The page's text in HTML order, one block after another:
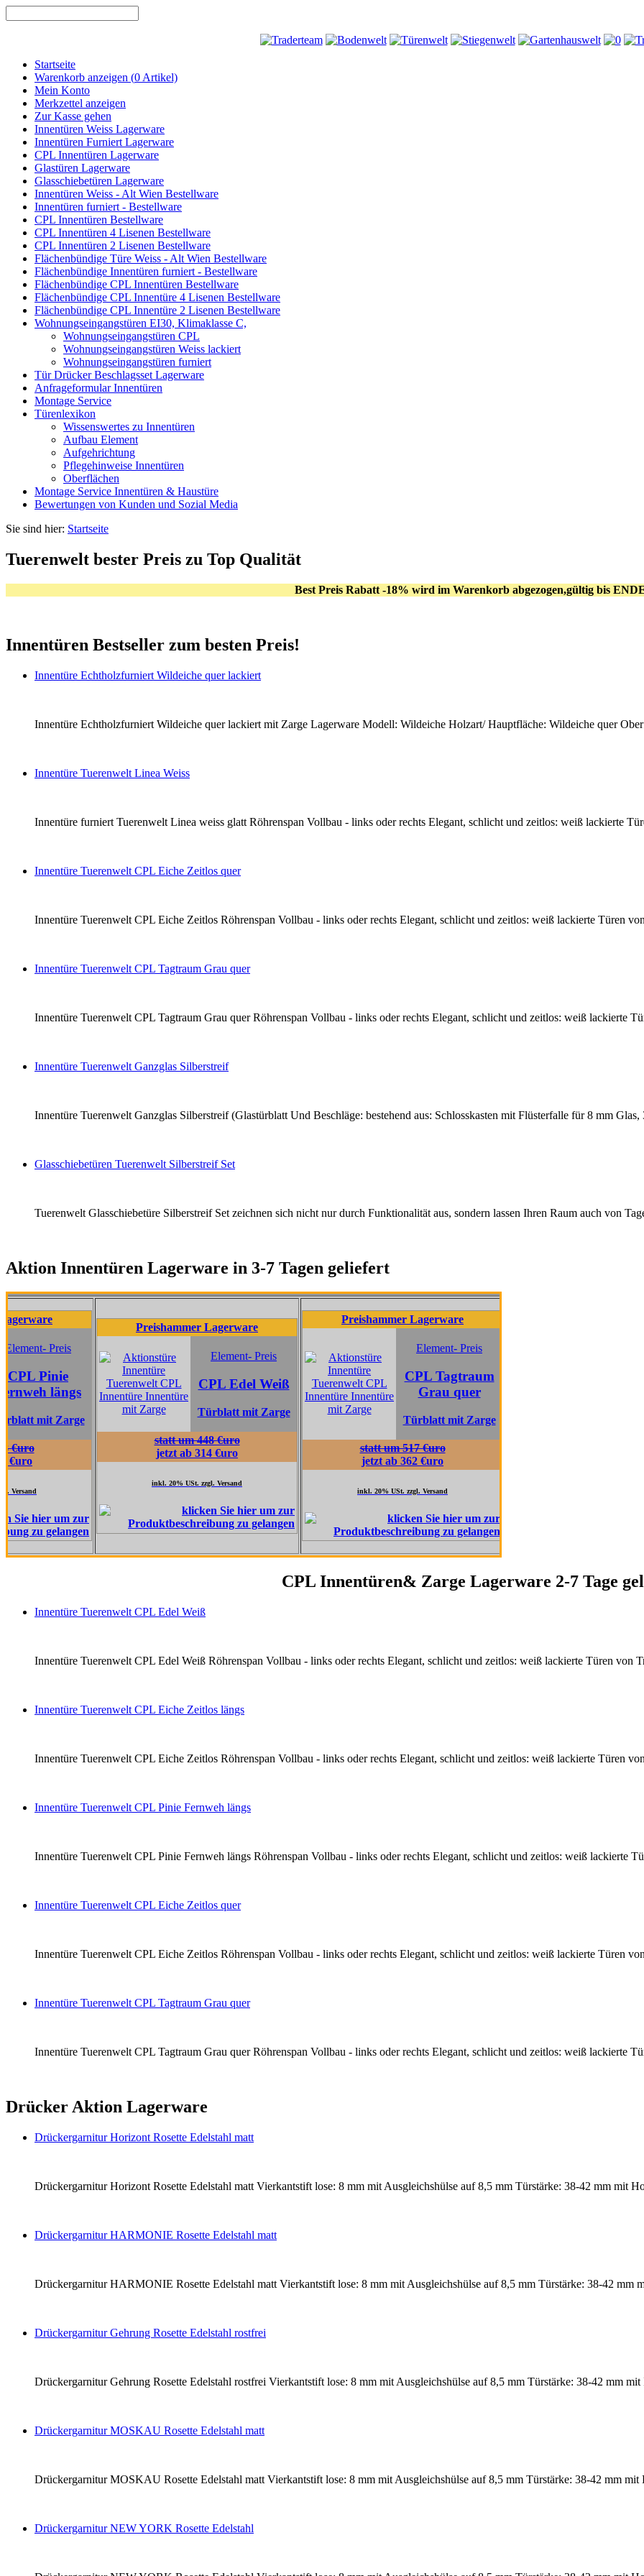
Startseite
Warenkorb anzeigen (0 Artikel)
Mein Konto
Merkzettel anzeigen
Zur Kasse gehen
Innentüren Weiss Lagerware
Innentüren Furniert Lagerware
CPL Innentüren Lagerware
Glastüren Lagerware
Glasschiebetüren Lagerware
Innentüren Weiss - Alt Wien Bestellware
Innentüren furniert - Bestellware
CPL Innentüren Bestellware
CPL Innentüren 4 Lisenen Bestellware
CPL Innentüren 2 Lisenen Bestellware
Flächenbündige Türe Weiss - Alt Wien Bestellware
Flächenbündige Innentüren furniert - Bestellware
Flächenbündige CPL Innentüren Bestellware
Flächenbündige CPL Innentüre 4 Lisenen Bestellware
Flächenbündige CPL Innentüre 2 Lisenen Bestellware
Wohnungseingangstüren EI30, Klimaklasse C,
Wohnungseingangstüren CPL
Wohnungseingangstüren Weiss lackiert
Wohnungseingangstüren furniert
Tür Drücker Beschlagsset Lagerware
Anfrageformular Innentüren
Montage Service
Türenlexikon
Wissenswertes zu Innentüren
Aufbau Element
Aufgehrichtung
Pflegehinweise Innentüren
Oberflächen
Montage Service Innentüren & Haustüre
Bewertungen von Kunden und Sozial Media
Sie sind hier: Startseite
Tuerenwelt bester Preis zu Top Qualität
Best Preis Rabatt -18% wird im Warenkorb abgezogen,gültig bis
Innentüren Bestseller zum besten Preis!
Innentüre Echtholzfurniert Wildeiche quer lackiert
Innentüre Echtholzfurniert Wildeiche quer lackiert mit Zarge Lagerware Modell: Wildeiche Holzart/ Hauptfläche: Wildeiche quer
Innentüre Tuerenwelt Linea Weiss
Innentüre furniert Tuerenwelt Linea weiss glatt Röhrenspan Vollbau - links oder rechts Elegant, schlicht und zeitlos: weiß lackierte
Innentüre Tuerenwelt CPL Eiche Zeitlos quer
Innentüre Tuerenwelt CPL Eiche Zeitlos Röhrenspan Vollbau - links oder rechts Elegant, schlicht und zeitlos: weiß lackierte Türen
Innentüre Tuerenwelt CPL Tagtraum Grau quer
Innentüre Tuerenwelt CPL Tagtraum Grau quer Röhrenspan Vollbau - links oder rechts Elegant, schlicht und zeitlos: weiß lackierte
Innentüre Tuerenwelt Ganzglas Silberstreif
Innentüre Tuerenwelt Ganzglas Silberstreif (Glastürblatt Und Beschläge: bestehend aus: Schlosskasten mit Flüsterfalle für 8 mm
Glasschiebetüren Tuerenwelt Silberstreif Set
Tuerenwelt Glasschiebetüre Silberstreif Set zeichnen sich nicht nur durch Funktionalität aus, sondern lassen Ihren Raum auch von
Aktion Innentüren Lagerware in 3-7 Tagen geliefert
Preis
längs
Zarge
Preishammer Lagerware
Element- Preis
CPL Edel Weiß
Türblatt mit Zarge
statt um 448 €uro
jetzt ab 314 €uro
inkl. 20% USt. zzgl. Versand
Preishammer Lagerware
Element- Preis
CPL Tagtraum
Grau quer
Türblatt mit Zarge
statt um 517 €uro
jetzt ab 362 €uro
inkl. 20% USt. zzgl. Versand
CPL Innentüren& Zarge Lagerware 2-7 Tage
Innentüre Tuerenwelt CPL Edel Weiß
Innentüre Tuerenwelt CPL Edel Weiß Röhrenspan Vollbau - links oder rechts Elegant, schlicht und zeitlos: weiß lackierte Türen von
Innentüre Tuerenwelt CPL Eiche Zeitlos längs
Innentüre Tuerenwelt CPL Eiche Zeitlos Röhrenspan Vollbau - links oder rechts Elegant, schlicht und zeitlos: weiß lackierte Türen
Innentüre Tuerenwelt CPL Pinie Fernweh längs
Innentüre Tuerenwelt CPL Pinie Fernweh längs Röhrenspan Vollbau - links oder rechts Elegant, schlicht und zeitlos: weiß lackierte
Innentüre Tuerenwelt CPL Eiche Zeitlos quer
Innentüre Tuerenwelt CPL Eiche Zeitlos Röhrenspan Vollbau - links oder rechts Elegant, schlicht und zeitlos: weiß lackierte Türen
Innentüre Tuerenwelt CPL Tagtraum Grau quer
Innentüre Tuerenwelt CPL Tagtraum Grau quer Röhrenspan Vollbau - links oder rechts Elegant, schlicht und zeitlos: weiß lackierte
Drücker Aktion Lagerware
Drückergarnitur Horizont Rosette Edelstahl matt
Drückergarnitur Horizont Rosette Edelstahl matt Vierkantstift lose: 8 mm mit Ausgleichshülse auf 8,5 mm Türstärke: 38-42 mm mit
Drückergarnitur HARMONIE Rosette Edelstahl matt
Drückergarnitur HARMONIE Rosette Edelstahl matt Vierkantstift lose: 8 mm mit Ausgleichshülse auf 8,5 mm Türstärke: 38-42 mm
Drückergarnitur Gehrung Rosette Edelstahl rostfrei
Drückergarnitur Gehrung Rosette Edelstahl rostfrei Vierkantstift lose: 8 mm mit Ausgleichshülse auf 8,5 mm Türstärke: 38-42 mm
Drückergarnitur MOSKAU Rosette Edelstahl matt
Drückergarnitur MOSKAU Rosette Edelstahl matt Vierkantstift lose: 8 mm mit Ausgleichshülse auf 8,5 mm Türstärke: 38-42 mm mit
Drückergarnitur NEW YORK Rosette Edelstahl